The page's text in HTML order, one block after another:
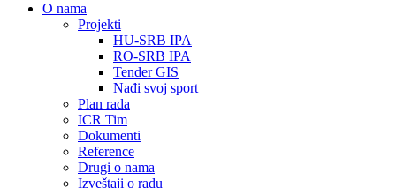
О nama
Projekti
HU-SRB IPA
RO-SRB IPA
Tender GIS
Nađi svoj sport
Plan rada
ICR Tim
Dokumenti
Reference
Drugi o nama
Izveštaji o radu